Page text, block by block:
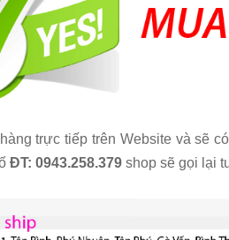
trực tiếp trên Website và sẽ
ĐT: 0943.258.379 shop sẽ gọi lại